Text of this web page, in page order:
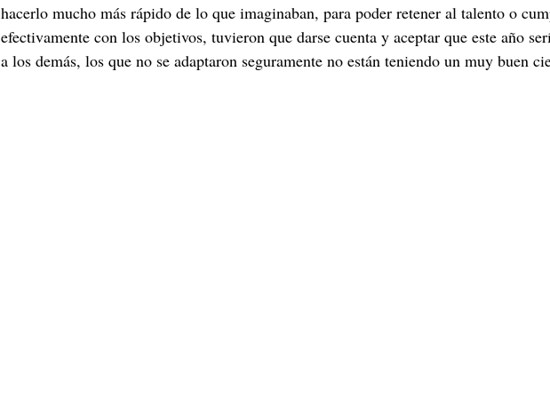
hacerlo mucho más rápido de lo que imaginaban, para poder retener al talento o
efectivamente con los objetivos, tuvieron que darse cuenta y aceptar que este año
a los demás, los que no se adaptaron seguramente no están teniendo un muy buen